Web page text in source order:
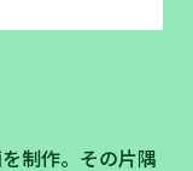
制作。その片隅